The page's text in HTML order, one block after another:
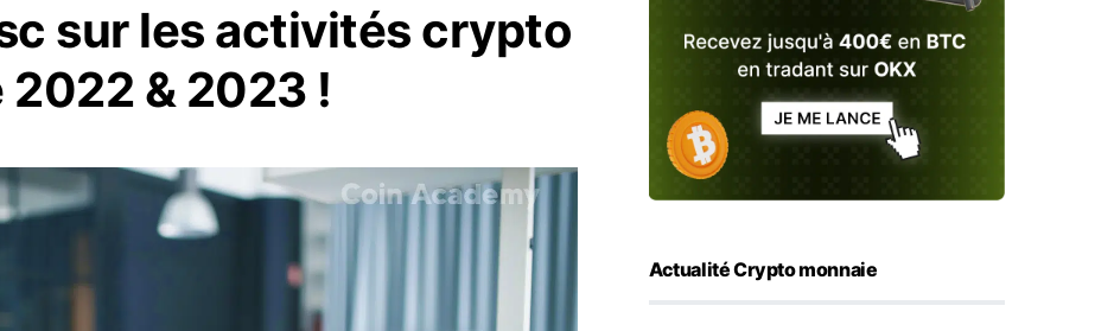
sur les activités crypto
2022 & 2023 !
Actualité Crypto monnaie